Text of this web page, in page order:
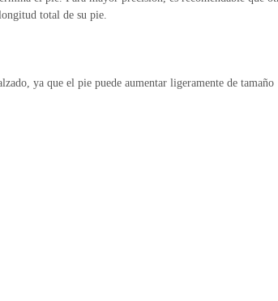
total de su pie.
ya que el pie puede aumentar ligeramente de tamaño